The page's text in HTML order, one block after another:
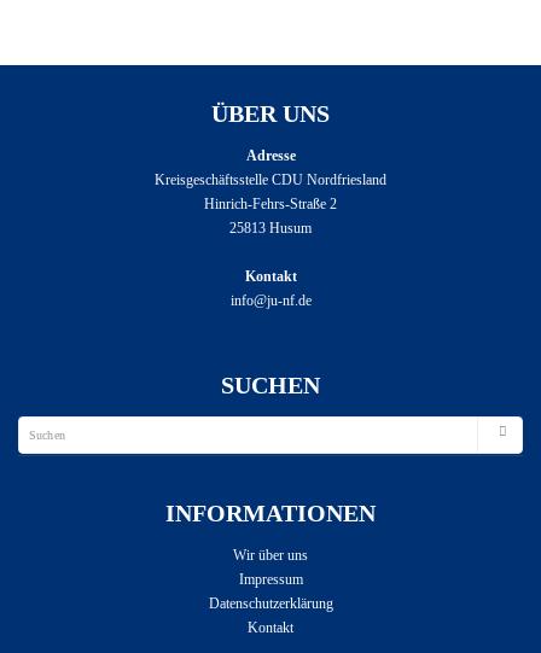
ÜBER UNS
Adresse
Kreisgeschäftsstelle CDU Nordfriesland
Hinrich-Fehrs-Straße 2
25813 Husum
Kontakt
info@ju-nf.de
SUCHEN
INFORMATIONEN
Wir über uns
Impressum
Datenschutzerklärung
Kontakt